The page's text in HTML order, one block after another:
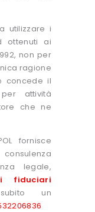
utilizzare i
ottenuti ai
non per
ragione
concede il
attività
che ne
fornisce
legale,
fiduciari
un